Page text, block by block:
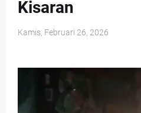
Kisaran
Kamis, Februari 26, 2026